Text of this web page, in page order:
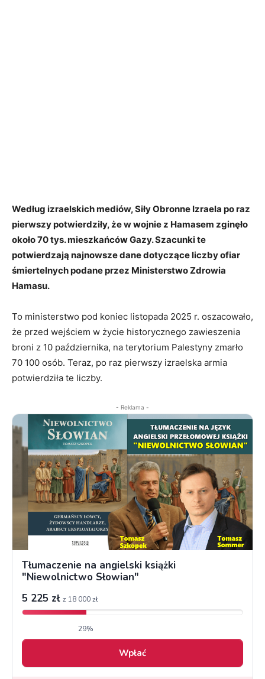
Według izraelskich mediów, Siły Obronne Izraela po raz
pierwszy potwierdziły, że w wojnie z Hamasem zginęło
około 70 tys. mieszkańców Gazy. Szacunki te
potwierdzają najnowsze dane dotyczące liczby ofiar
śmiertelnych podane przez Ministerstwo Zdrowia
Hamasu.
To ministerstwo pod koniec listopada 2025 r. oszacowało,
że przed wejściem w życie historycznego zawieszenia
broni z 10 października, na terytorium Palestyny ​​zmarło
70 100 osób. Teraz, po raz pierwszy izraelska armia
potwierdziła te liczby.
- Reklama -